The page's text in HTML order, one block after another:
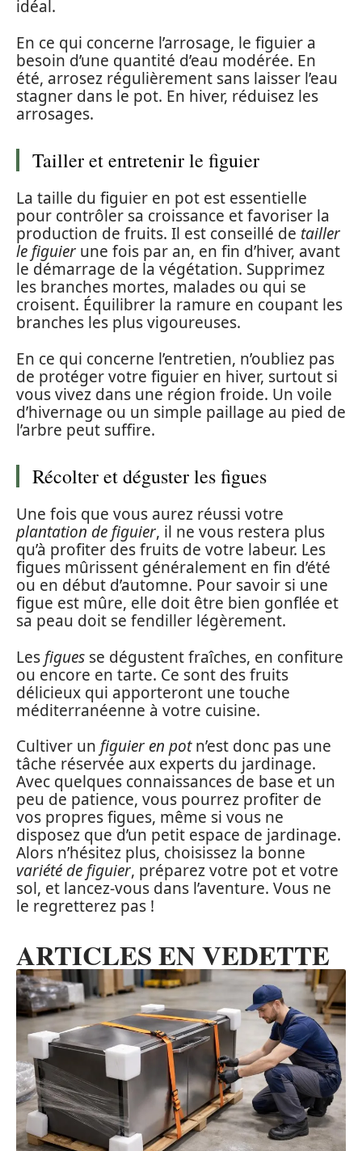
idéal.
En ce qui concerne l’arrosage, le figuier a
besoin d’une quantité d’eau modérée. En
été, arrosez régulièrement sans laisser l’eau
stagner dans le pot. En hiver, réduisez les
arrosages.
Tailler et entretenir le figuier
La taille du figuier en pot est essentielle
pour contrôler sa croissance et favoriser la
production de fruits. Il est conseillé de tailler
le figuier une fois par an, en fin d’hiver, avant
le démarrage de la végétation. Supprimez
les branches mortes, malades ou qui se
croisent. Équilibrer la ramure en coupant les
branches les plus vigoureuses.
En ce qui concerne l’entretien, n’oubliez pas
de protéger votre figuier en hiver, surtout si
vous vivez dans une région froide. Un voile
d’hivernage ou un simple paillage au pied de
l’arbre peut suffire.
Récolter et déguster les figues
Une fois que vous aurez réussi votre
plantation de figuier, il ne vous restera plus
qu’à profiter des fruits de votre labeur. Les
figues mûrissent généralement en fin d’été
ou en début d’automne. Pour savoir si une
figue est mûre, elle doit être bien gonflée et
sa peau doit se fendiller légèrement.
Les figues se dégustent fraîches, en confiture
ou encore en tarte. Ce sont des fruits
délicieux qui apporteront une touche
méditerranéenne à votre cuisine.
Cultiver un figuier en potn’est donc pas une
tâche réservée aux experts du jardinage.
Avec quelques connaissances de base et un
peu de patience, vous pourrez profiter de
vos propres figues, même si vous ne
disposez que d’un petit espace de jardinage.
Alors n’hésitez plus, choisissez la bonne
variété de figuier, préparez votre pot et votre
sol, et lancez-vous dans l’aventure. Vous ne
le regretterez pas !
ARTICLES EN VEDETTE